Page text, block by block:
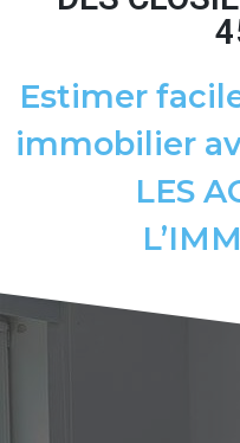
Estimer
immobilier
LES